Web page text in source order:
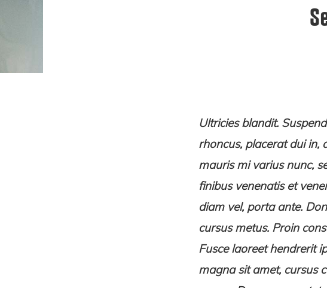
Ultricies blandit.
rhoncus, placerat dui in,
mauris mi varius nunc,
finibus venenatis et
diam vel, porta ante.
cursus metus. Proin
Fusce laoreet hendrerit
magna sit amet, cursus